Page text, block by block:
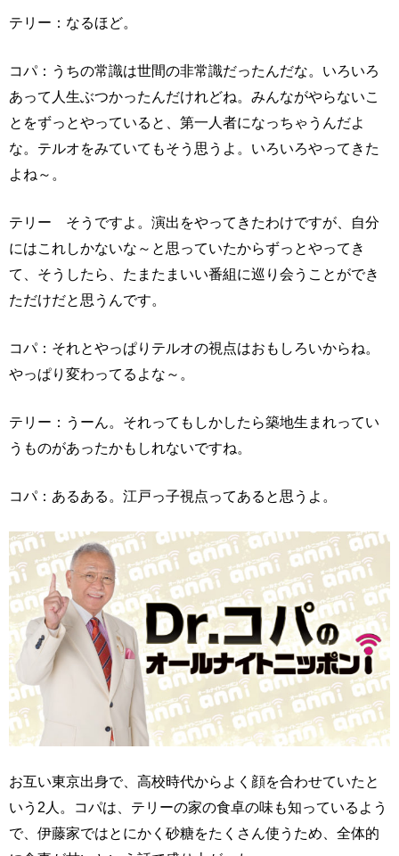
テリー：なるほど。
コパ：うちの常識は世間の非常識だったんだな。いろいろ
あって人生ぶつかったんだけれどね。みんながやらないこ
とをずっとやっていると、第一人者になっちゃうんだよ
な。テルオをみていてもそう思うよ。いろいろやってきた
よね～。
テリー そうですよ。演出をやってきたわけですが、自分
にはこれしかないな～と思っていたからずっとやってき
て、そうしたら、たまたまいい番組に巡り会うことができ
ただけだと思うんです。
コパ：それとやっぱりテルオの視点はおもしろいからね。
やっぱり変わってるよな～。
テリー：うーん。それってもしかしたら築地生まれってい
うものがあったかもしれないですね。
コパ：あるある。江戸っ子視点ってあると思うよ。
お互い東京出身で、高校時代からよく顔を合わせていたと
いう2人。コパは、テリーの家の食卓の味も知っているよう
で、伊藤家ではとにかく砂糖をたくさん使うため、全体的